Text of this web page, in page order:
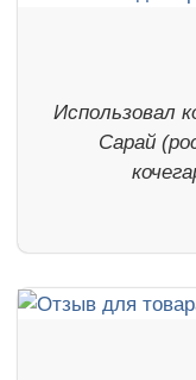
Использовал
Сарай